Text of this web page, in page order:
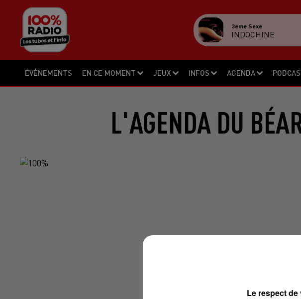
ÉVÉNEMENTS EN CE MOMENT JEUX INFOS AGENDA
3eme Sexe
INDOCHINE
L'AGENDA DU
Le respect